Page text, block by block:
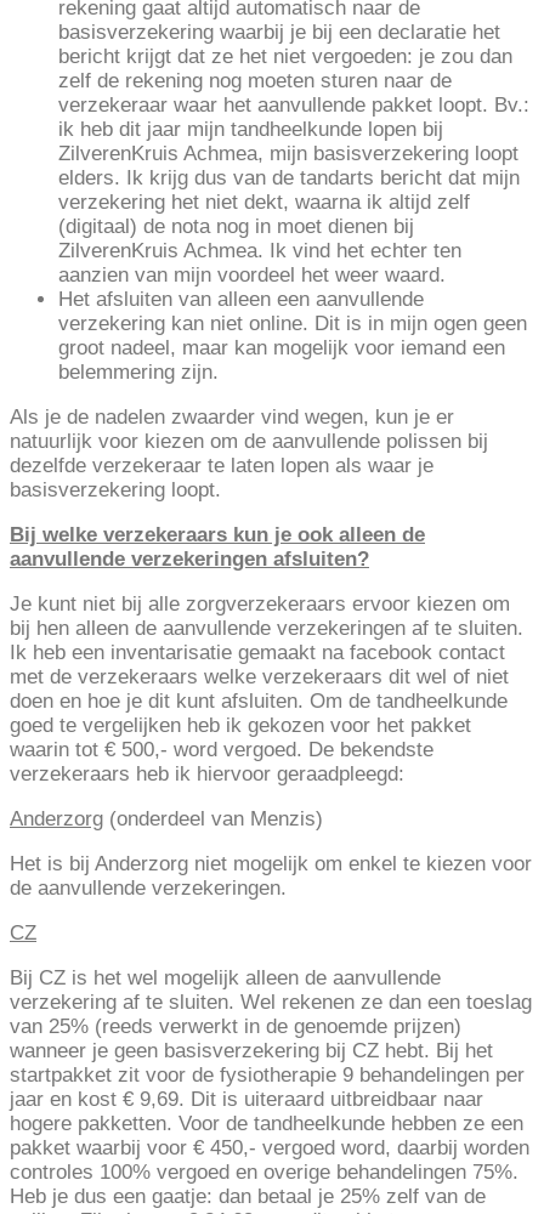
rekening gaat altijd automatisch naar de
basisverzekering waarbij je bij een declaratie het
bericht krijgt dat ze het niet vergoeden: je zou dan
zelf de rekening nog moeten sturen naar de
verzekeraar waar het aanvullende pakket loopt. Bv.:
ik heb dit jaar mijn tandheelkunde lopen bij
ZilverenKruis Achmea, mijn basisverzekering loopt
elders. Ik krijg dus van de tandarts bericht dat mijn
verzekering het niet dekt, waarna ik altijd zelf
(digitaal) de nota nog in moet dienen bij
ZilverenKruis Achmea. Ik vind het echter ten
aanzien van mijn voordeel het weer waard.
Het afsluiten van alleen een aanvullende
verzekering kan niet online. Dit is in mijn ogen geen
groot nadeel, maar kan mogelijk voor iemand een
belemmering zijn.
Als je de nadelen zwaarder vind wegen, kun je er
natuurlijk voor kiezen om de aanvullende polissen bij
dezelfde verzekeraar te laten lopen als waar je
basisverzekering loopt.
Bij welke verzekeraars kun je ook alleen de
aanvullende verzekeringen afsluiten?
Je kunt niet bij alle zorgverzekeraars ervoor kiezen om
bij hen alleen de aanvullende verzekeringen af te sluiten.
Ik heb een inventarisatie gemaakt na facebook contact
met de verzekeraars welke verzekeraars dit wel of niet
doen en hoe je dit kunt afsluiten. Om de tandheelkunde
goed te vergelijken heb ik gekozen voor het pakket
waarin tot € 500,- word vergoed. De bekendste
verzekeraars heb ik hiervoor geraadpleegd:
Anderzorg (onderdeel van Menzis)
Het is bij Anderzorg niet mogelijk om enkel te kiezen voor
de aanvullende verzekeringen.
CZ
Bij CZ is het wel mogelijk alleen de aanvullende
verzekering af te sluiten. Wel rekenen ze dan een toeslag
van 25% (reeds verwerkt in de genoemde prijzen)
wanneer je geen basisverzekering bij CZ hebt. Bij het
startpakket zit voor de fysiotherapie 9 behandelingen per
jaar en kost € 9,69. Dit is uiteraard uitbreidbaar naar
hogere pakketten. Voor de tandheelkunde hebben ze een
pakket waarbij voor € 450,- vergoed word, daarbij worden
controles 100% vergoed en overige behandelingen 75%.
Heb je dus een gaatje: dan betaal je 25% zelf van de